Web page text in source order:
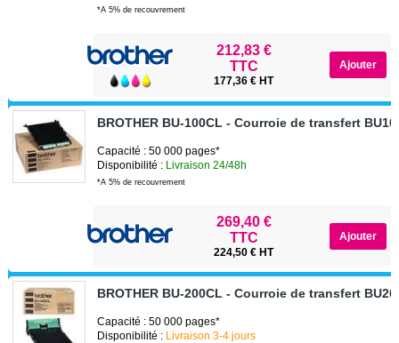
*A 5% de recouvrement
212,83 €
TTC
177,36 € HT
BROTHER BU-100CL - Courroie de transfert
Capacité : 50 000 pages*
Disponibilité : Livraison 24/48h
*A 5% de recouvrement
269,40 €
TTC
224,50 € HT
BROTHER BU-200CL - Courroie de transfert
Capacité : 50 000 pages*
Disponibilité : Livraison 3-4 jours